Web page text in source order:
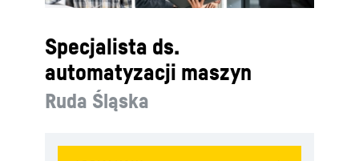
Specjalista ds.
automatyzacji maszyn
Ruda Śląska